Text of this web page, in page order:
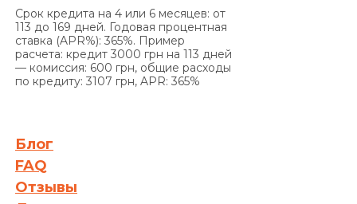
имеет право требовать, а Заемщик обязан
уплатить Кредитодателю сумму задолженности
с учетом 3700 (три тысячи семьсот) процентов
годовых от просроченной суммы
задолженности. Проценты годовых, указанные в
задолженности, включающую просроченные
проценты за пользование Кредитом и/или
сумму просроченной Комиссии за выдачу
Кредита (если условия Договора
Срок кредита на 4 или 6 месяцев: от
113 до 169 дней. Годовая процентная
ставка (APR%): 365%. Пример
расчета: кредит 3000 грн на 113 дней
— комиссия: 600 грн, общие расходы
по кредиту: 3107 грн, APR: 365%
Блог
FAQ
Отзывы